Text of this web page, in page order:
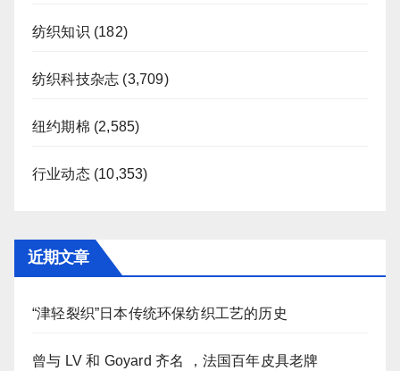
纺织知识 (182)
纺织科技杂志 (3,709)
纽约期棉 (2,585)
行业动态(10,353)
近期文章
“津轻裂织”日本传统环保纺织工艺的历史
曾与 LV 和 Goyard 齐名 ，法国百年皮具老牌